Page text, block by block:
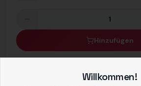
Hinzufügen
Willkommen!